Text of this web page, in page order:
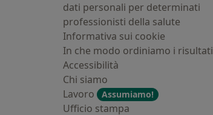
dati personali per determinati
professionisti della salute
Informativa sui cookie
In che modo ordiniamo i risultati
Accessibilità
Chi siamo
Lavoro
Assumiamo!
Ufficio stampa